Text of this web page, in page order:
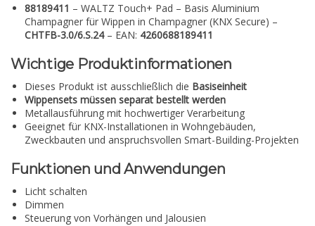
88189411 – WALTZ Touch+ Pad – Basis Aluminium
Champagner für Wippen in Champagner (KNX Secure) –
CHTFB-3.0/6.S.24– EAN: 4260688189411
Wichtige Produktinformationen
Dieses Produkt ist ausschließlich die Basiseinheit
Wippensets müssen separat bestellt werden
Metallausführung mit hochwertiger Verarbeitung
Geeignet für KNX-Installationen in Wohngebäuden,
Zweckbauten und anspruchsvollen Smart-Building-Projekten
Funktionen und Anwendungen
Licht schalten
Dimmen
Steuerung von Vorhängen und Jalousien